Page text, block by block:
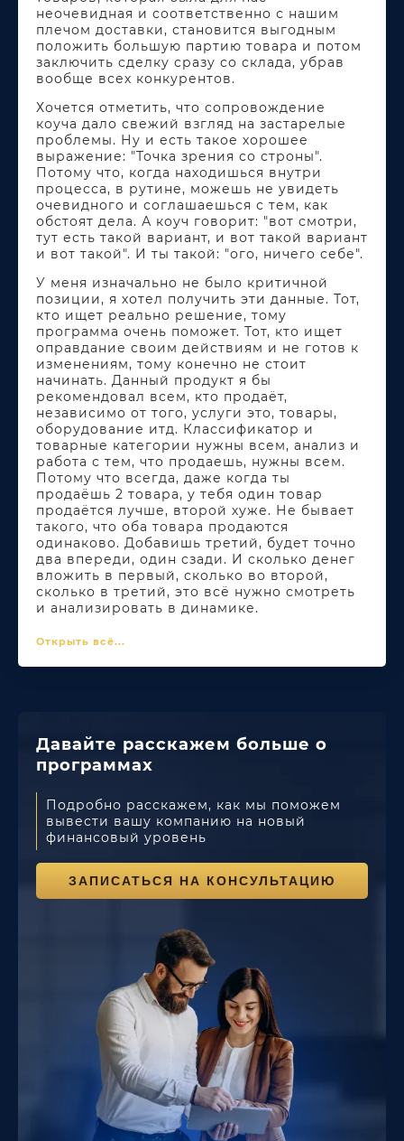
неочевидная и соответственно с нашим
плечом доставки, становится выгодным
положить большую партию товара и потом
заключить сделку сразу со склада, убрав
вообще всех конкурентов.
Хочется отметить, что сопровождение
коуча дало свежий взгляд на застарелые
проблемы. Ну и есть такое хорошее
выражение: "Точка зрения со строны".
Потому что, когда находишься внутри
процесса, в рутине, можешь не увидеть
очевидного и соглашаешься с тем, как
обстоят дела. А коуч говорит: "вот смотри,
тут есть такой вариант, и вот такой вариант
и вот такой". И ты такой: "ого, ничего себе".
У меня изначально не было критичной
позиции, я хотел получить эти данные. Тот,
кто ищет реально решение, тому
программа очень поможет. Тот, кто ищет
оправдание своим действиям и не готов к
изменениям, тому конечно не стоит
начинать. Данный продукт я бы
рекомендовал всем, кто продаёт,
независимо от того, услуги это, товары,
оборудование итд. Классификатор и
товарные категории нужны всем, анализ и
работа с тем, что продаешь, нужны всем.
Потому что всегда, даже когда ты
продаёшь 2 товара, у тебя один товар
продаётся лучше, второй хуже. Не бывает
такого, что оба товара продаются
одинаково. Добавишь третий, будет точно
два впереди, один сзади. И сколько денег
вложить в первый, сколько во второй,
сколько в третий, это всё нужно смотреть
и анализировать в динамике.
Открыть всё...
Давайте расскажем больше о
программах
Подробно расскажем, как мы поможем
вывести вашу компанию на новый
финансовый уровень
ЗАПИСАТЬСЯ НА КОНСУЛЬТАЦИЮ